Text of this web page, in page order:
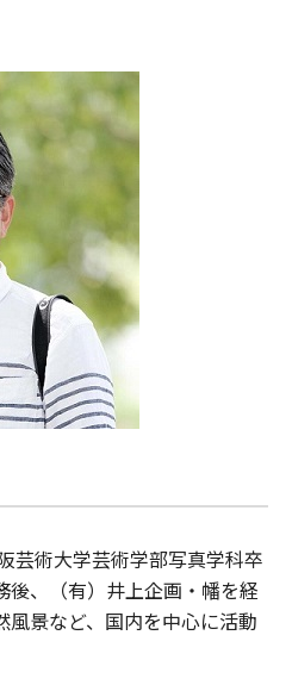
芸術大学芸術学部写真学科卒
後、（有）井上企画・幡を経
景など、国内を中心に活動